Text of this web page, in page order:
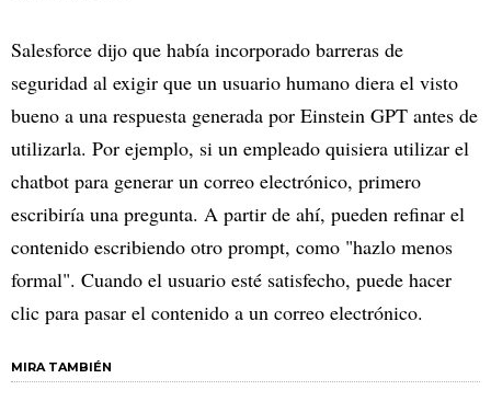
Salesforce dijo que había incorporado barreras de
seguridad al exigir que un usuario humano diera el visto
bueno a una respuesta generada por Einstein GPT antes de
utilizarla. Por ejemplo, si un empleado quisiera utilizar el
chatbot para generar un correo electrónico, primero
escribiría una pregunta. A partir de ahí, pueden refinar el
contenido escribiendo otro prompt, como "hazlo menos
formal". Cuando el usuario esté satisfecho, puede hacer
clic para pasar el contenido a un correo electrónico.
MIRA TAMBIÉN